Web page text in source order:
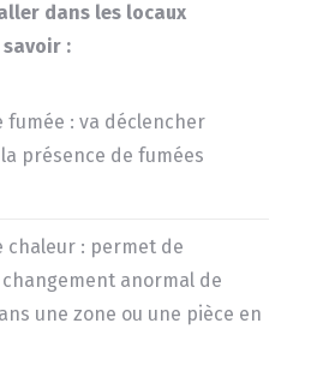
dans les locaux
:
fumée : va déclencher
la présence de fumées
chaleur : permet de
anormal de
une zone ou une pièce en